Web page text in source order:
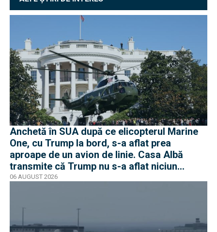
Anchetă în SUA după ce elicopterul Marine
One, cu Trump la bord, s-a aflat prea
aproape de un avion de linie. Casa Albă
transmite că Trump nu s-a aflat niciun
moment în pericol
06 AUGUST 2026